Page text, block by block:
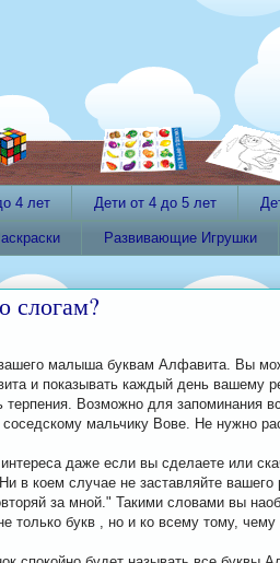
4 лет Дети от 4 до 5 лет
Развивающие Игрушки
слогам?
малыша буквам Алфавита. Вы
и показывать каждый день вашему
Возможно для запоминания
мальчику Вове. Не нужно
даже если вы сделаете или
в коем случае не заставляйте вашего
за мной." Такими словами вы
только букв , но и ко всему тому, чему